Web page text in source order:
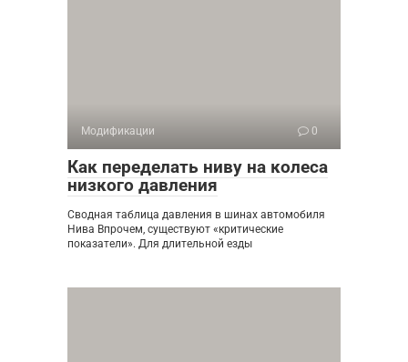
Модификации 0
Как переделать ниву на колеса
низкого давления
Сводная таблица давления в шинах автомобиля
Нива Впрочем, существуют «критические
показатели». Для длительной езды